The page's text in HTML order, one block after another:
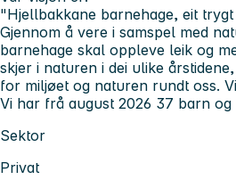
"Hjellbakkane barnehage, eit
Gjennom å vere i samspel med
barnehage skal oppleve leik og
skjer i naturen i dei ulike
for miljøet og naturen rundt oss.
Vi har frå august 2026 37 barn
Sektor
Privat